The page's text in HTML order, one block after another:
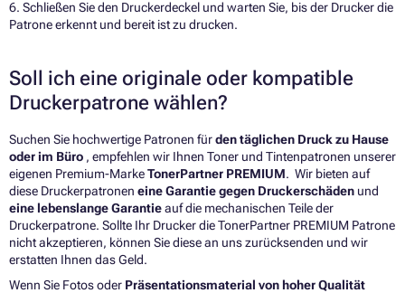
6. Schließen Sie den Druckerdeckel und warten Sie, bis der Drucker die
Patrone erkennt und bereit ist zu drucken.
Soll ich eine originale oder kompatible
Druckerpatrone wählen?
Suchen Sie hochwertige Patronen fürden täglichen Druck zu Hause
oder im Büro , empfehlen wir Ihnen Toner und Tintenpatronen unserer
eigenen Premium-MarkeTonerPartner PREMIUM. Wir bieten auf
diese Druckerpatronen eine Garantie gegen Druckerschäden und
eine lebenslange Garantieauf die mechanischen Teile der
Druckerpatrone. Sollte Ihr Drucker die TonerPartner PREMIUM Patrone
nicht akzeptieren, können Sie diese an uns zurücksenden und wir
erstatten Ihnen das Geld.
Wenn Sie Fotos oder Präsentationsmaterial von hoher Qualität